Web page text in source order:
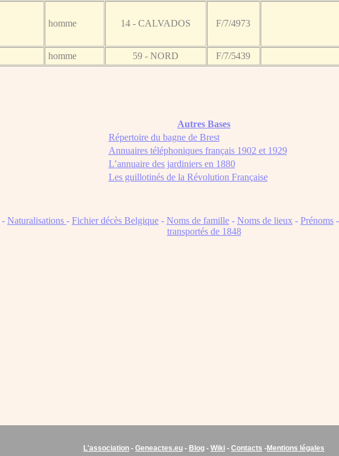
homme 14 - CALVADOS F/7/4973
homme 59 - NORD F/7/5439
Autres Bases
Répertoire du bagne de Brest
Annuaires téléphoniques français 1902 et 1929
L’annuaire des jardiniers en 1880
Les guillotinés de la Révolution Française
- Naturalisations - Fichier décès Belgique - Noms de famille - Noms de lieux - Prénoms
transportés de 1848
L'association - Geneactes.eu - Blog - Wiki - Contacts -Mentions légales